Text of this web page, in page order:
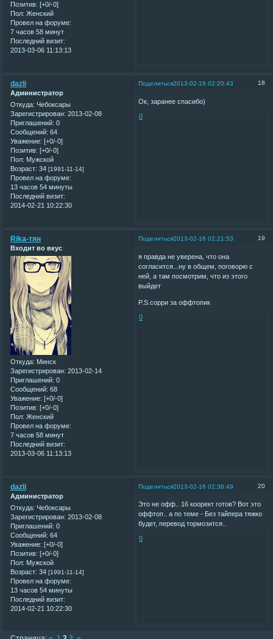
Позитив: [+0/-0]
Пол: Женский
Провел на форуме:
7 часов 58 минут
Последний визит:
2013-03-06 11:13:13
Поделиться 18
2013-02-16 02:20:43
dazli
Администратор
Откуда: Чебоксары
Зарегистрирован: 2013-02-08
Приглашений: 0
Сообщений: 64
Уважение: [+0/-0]
Позитив: [+0/-0]
Пол: Мужской
Возраст: 34 [1991-11-14]
Провел на форуме:
13 часов 54 минуты
Последний визит:
2014-02-21 10:22:30
Ок, заранее спасибо)
0
Поделиться 19
2013-02-16 02:21:53
Rika-тян
Входит во вкус
Откуда: Минск
Зарегистрирован: 2013-02-14
Приглашений: 0
Сообщений: 68
Уважение: [+0/-0]
Позитив: [+0/-0]
Пол: Женский
Провел на форуме:
7 часов 58 минут
Последний визит:
2013-03-06 11:13:13
я правда не уверена, что она
согласится...ну в общем, поговорю с
ней, а там посмотрим, что из этого
выйдет
P.S.сорри за оффтопик
0
Поделиться 20
2013-02-16 02:36:49
dazli
Администратор
Откуда: Чебоксары
Зарегистрирован: 2013-02-08
Приглашений: 0
Сообщений: 64
Уважение: [+0/-0]
Позитив: [+0/-0]
Пол: Мужской
Возраст: 34 [1991-11-14]
Провел на форуме:
13 часов 54 минуты
Последний визит:
2014-02-21 10:22:30
Это не офф.. 16 коорект готов? Вот это
оффтоп.. а по теме - Без тайпера тяжко
будет, перевод тормозится..
0